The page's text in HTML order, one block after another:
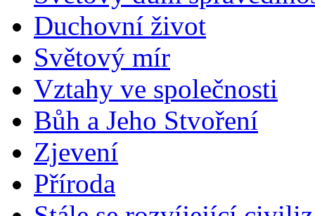
Duchovní život
Světový mír
Vztahy ve společnosti
Bůh a Jeho Stvoření
Zjevení
Příroda